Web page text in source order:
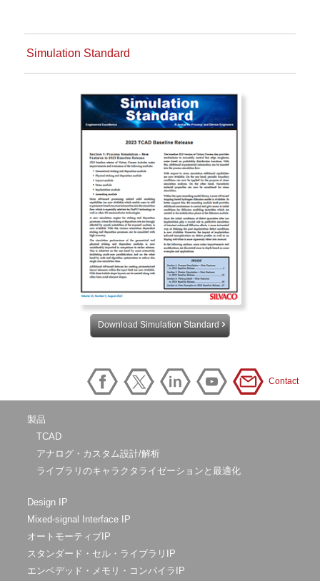
Simulation Standard
Download Simulation Standard
Contact
製品
TCAD
アナログ・カスタム設計/解析
ライブラリのキャラクタライゼーションと最適化
Design IP
Mixed-signal Interface IP
オートモーティブIP
スタンダード・セル・ライブラリIP
エンベデッド・メモリ・コンパイラIP